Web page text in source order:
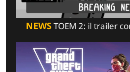
NEWSTOEM 2: il trailer